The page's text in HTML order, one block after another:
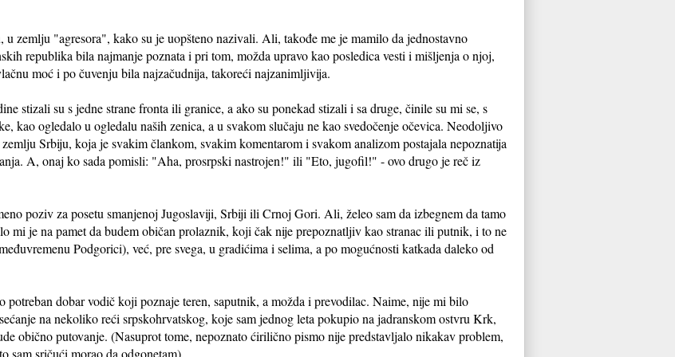
u zemlju "agresora", kako su je uopšteno nazivali. Ali, takođe me je mamilo da jednostavno
republika bila najmanje poznata i pri tom, možda upravo kao posledica vesti i mišljenja o njoj,
moć i po čuvenju bila najzačudnija, takoreći najzanimljivija.
stizali su s jedne strane fronta ili granice, a ako su ponekad stizali i sa druge, činile su mi se, s
kao ogledalo u ogledalu naših zenica, a u svakom slučaju ne kao svedočenje očevica. Neodoljivo
Srbiju, koja je svakim člankom, svakim komentarom i svakom analizom postajala nepoznatija
A, onaj ko sada pomisli: "Aha, prosrpski nastrojen!" ili "Eto, jugofil!" - ovo drugo je reč iz
poziv za posetu smanjenoj Jugoslaviji, Srbiji ili Crnoj Gori. Ali, želeo sam da izbegnem da tamo
mi je na pamet da budem običan prolaznik, koji čak nije prepoznatljiv kao stranac ili putnik, i to ne
Podgorici), već, pre svega, u gradićima i selima, a po mogućnosti katkada daleko od
potreban dobar vodič koji poznaje teren, saputnik, a možda i prevodilac. Naime, nije mi bilo
na nekoliko reći srpskohrvatskog, koje sam jednog leta pokupio na jadranskom ostvru Krk,
obično putovanje. (Nasuprot tome, nepoznato ćirilično pismo nije predstavljalo nikakav problem,
sam sričući morao da odgonetam).